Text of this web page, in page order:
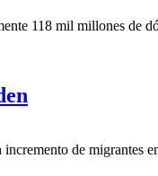
118 mil millones de
de migrantes